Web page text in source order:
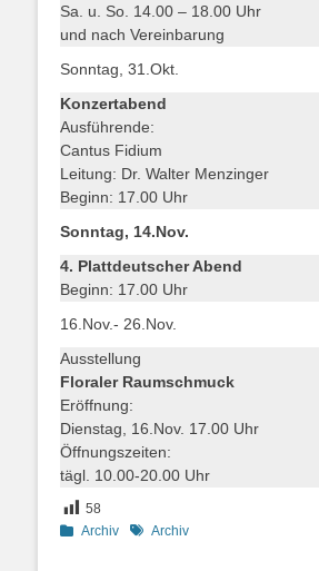
Sa. u. So. 14.00 – 18.00 Uhr
und nach Vereinbarung
Sonntag, 31.Okt.
Konzertabend
Ausführende:
Cantus Fidium
Leitung: Dr. Walter Menzinger
Beginn: 17.00 Uhr
Sonntag, 14.Nov.
4. Plattdeutscher Abend
Beginn: 17.00 Uhr
16.Nov.- 26.Nov.
Ausstellung
Floraler Raumschmuck
Eröffnung:
Dienstag, 16.Nov. 17.00 Uhr
Öffnungszeiten:
tägl. 10.00-20.00 Uhr
58
Kategorien
Archiv Schlagworte
Archiv